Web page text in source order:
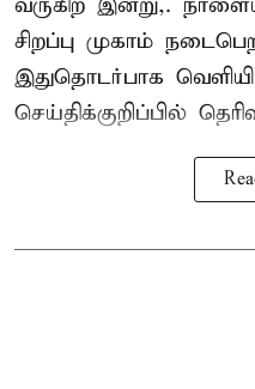
வருகிற இன்று,.
சிறப்பு முகாம்
இதுதொடர்பாக
செய்திக்குறிப்பில்